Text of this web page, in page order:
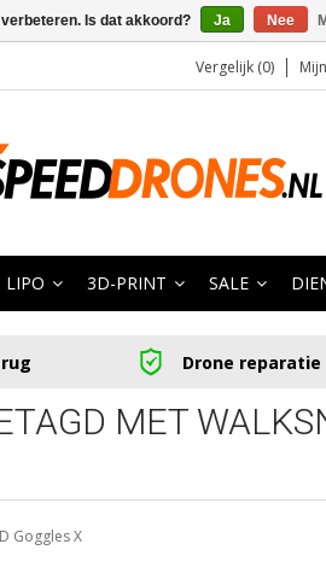
Vergelijk (0)
LIPO 3D-PRINT SALE
Drone reparatie
MET
Goggles X
Is dat akkoord? Ja Nee